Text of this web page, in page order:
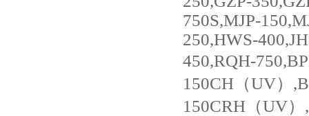
750S,MJP-
250,HWS-
450,RQH-
150CH（UV）
150CRH（UV